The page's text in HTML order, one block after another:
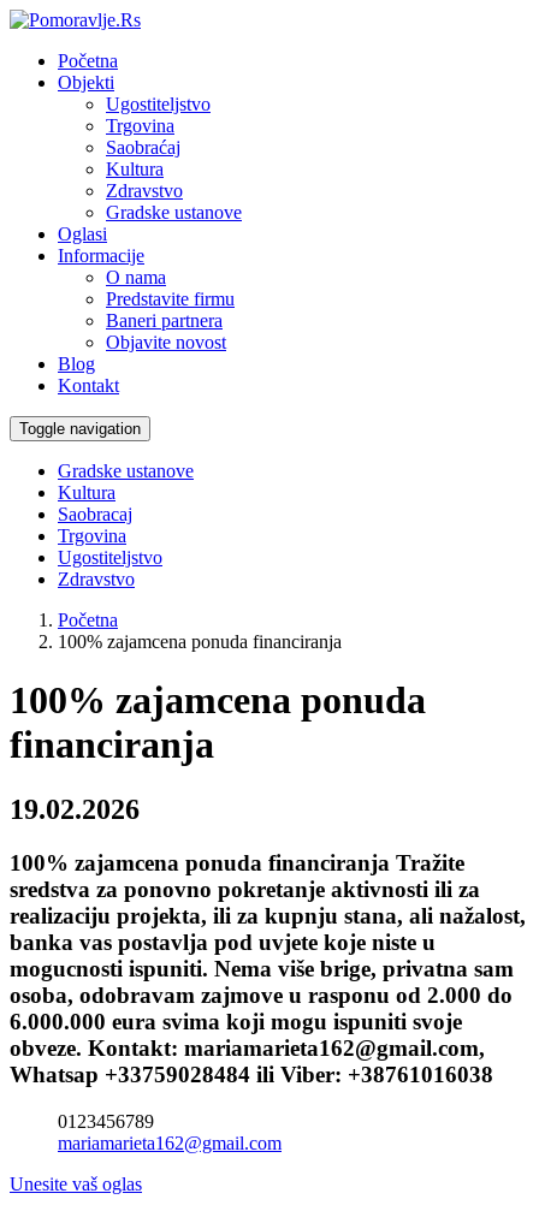
Početna
Objekti
Ugostiteljstvo
Trgovina
Saobraćaj
Kultura
Zdravstvo
Gradske ustanove
Oglasi
Informacije
O nama
Predstavite firmu
Baneri partnera
Objavite novost
Blog
Kontakt
Toggle navigation
Gradske ustanove
Kultura
Saobracaj
Trgovina
Ugostiteljstvo
Zdravstvo
Početna
100% zajamcena ponuda financiranja
100% zajamcena ponuda
financiranja
19.02.2026
100% zajamcena ponuda financiranja Tražite
sredstva za ponovno pokretanje aktivnosti ili za
realizaciju projekta, ili za kupnju stana, ali nažalost,
banka vas postavlja pod uvjete koje niste u
mogucnosti ispuniti. Nema više brige, privatna sam
osoba, odobravam zajmove u rasponu od 2.000 do
6.000.000 eura svima koji mogu ispuniti svoje
obveze. Kontakt: mariamarieta162@gmail.com,
Whatsap +33759028484 ili Viber: +38761016038
0123456789
mariamarieta162@gmail.com
Unesite vaš oglas